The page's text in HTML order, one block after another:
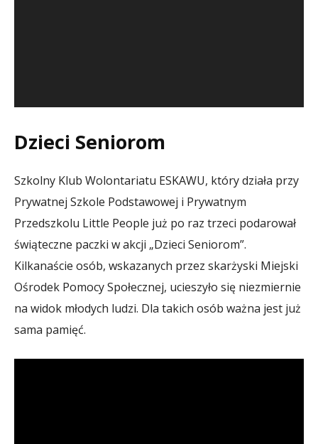
Dzieci Seniorom
Szkolny Klub Wolontariatu ESKAWU, który działa przy
Prywatnej Szkole Podstawowej i Prywatnym
Przedszkolu Little People już po raz trzeci podarował
świąteczne paczki w akcji „Dzieci Seniorom”.
Kilkanaście osób, wskazanych przez skarżyski Miejski
Ośrodek Pomocy Społecznej, ucieszyło się niezmiernie
na widok młodych ludzi. Dla takich osób ważna jest już
sama pamięć.